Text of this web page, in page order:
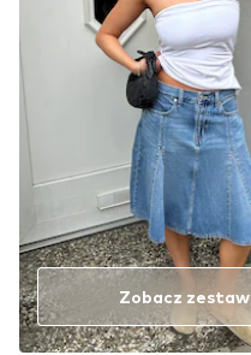
Zobacz zestaw